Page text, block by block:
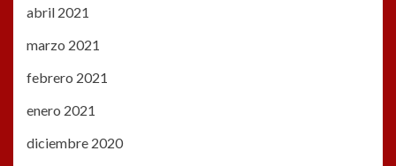
abril 2021
marzo 2021
febrero 2021
enero 2021
diciembre 2020